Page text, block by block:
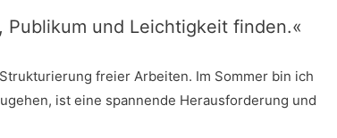
Publi­kum und Leich­tig­keit finden.«
frei­er Arbei­ten. Im Som­mer bin ich
ist eine span­nen­de Her­aus­for­de­rung und